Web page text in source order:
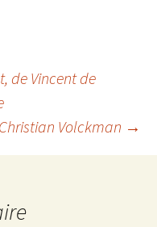
, de Vincent de
Volckman →